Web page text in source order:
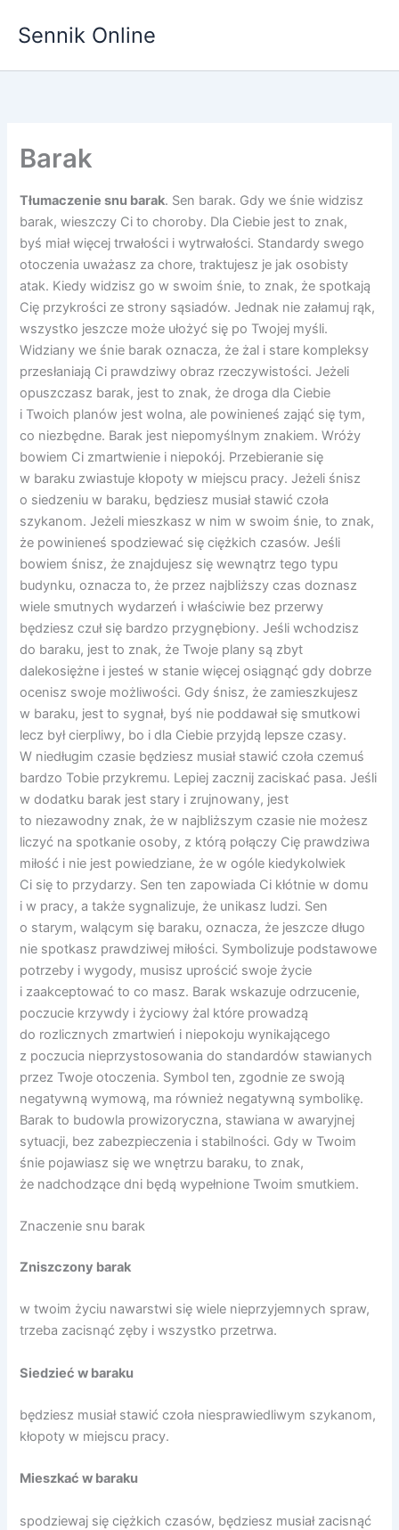
Sennik Online
Barak
Tłumaczenie snu barak. Sen barak. Gdy we śnie widzisz
barak, wieszczy Ci to choroby. Dla Ciebie jest to znak,
byś miał więcej trwałości i wytrwałości. Standardy swego
otoczenia uważasz za chore, traktujesz je jak osobisty
atak. Kiedy widzisz go w swoim śnie, to znak, że spotkają
Cię przykrości ze strony sąsiadów. Jednak nie załamuj rąk,
wszystko jeszcze może ułożyć się po Twojej myśli.
Widziany we śnie barak oznacza, że żal i stare kompleksy
przesłaniają Ci prawdziwy obraz rzeczywistości. Jeżeli
opuszczasz barak, jest to znak, że droga dla Ciebie
i Twoich planów jest wolna, ale powinieneś zająć się tym,
co niezbędne. Barak jest niepomyślnym znakiem. Wróży
bowiem Ci zmartwienie i niepokój. Przebieranie się
w baraku zwiastuje kłopoty w miejscu pracy. Jeżeli śnisz
o siedzeniu w baraku, będziesz musiał stawić czoła
szykanom. Jeżeli mieszkasz w nim w swoim śnie, to znak,
że powinieneś spodziewać się ciężkich czasów. Jeśli
bowiem śnisz, że znajdujesz się wewnątrz tego typu
budynku, oznacza to, że przez najbliższy czas doznasz
wiele smutnych wydarzeń i właściwie bez przerwy
będziesz czuł się bardzo przygnębiony. Jeśli wchodzisz
do baraku, jest to znak, że Twoje plany są zbyt
dalekosiężne i jesteś w stanie więcej osiągnąć gdy dobrze
ocenisz swoje możliwości. Gdy śnisz, że zamieszkujesz
w baraku, jest to sygnał, byś nie poddawał się smutkowi
lecz był cierpliwy, bo i dla Ciebie przyjdą lepsze czasy.
W niedługim czasie będziesz musiał stawić czoła czemuś
bardzo Tobie przykremu. Lepiej zacznij zaciskać pasa. Jeśli
w dodatku barak jest stary i zrujnowany, jest
to niezawodny znak, że w najbliższym czasie nie możesz
liczyć na spotkanie osoby, z którą połączy Cię prawdziwa
miłość i nie jest powiedziane, że w ogóle kiedykolwiek
Ci się to przydarzy. Sen ten zapowiada Ci kłótnie w domu
i w pracy, a także sygnalizuje, że unikasz ludzi. Sen
o starym, walącym się baraku, oznacza, że jeszcze długo
nie spotkasz prawdziwej miłości. Symbolizuje podstawowe
potrzeby i wygody, musisz uprościć swoje życie
i zaakceptować to co masz. Barak wskazuje odrzucenie,
poczucie krzywdy i życiowy żal które prowadzą
do rozlicznych zmartwień i niepokoju wynikającego
z poczucia nieprzystosowania do standardów stawianych
przez Twoje otoczenia. Symbol ten, zgodnie ze swoją
negatywną wymową, ma również negatywną symbolikę.
Barak to budowla prowizoryczna, stawiana w awaryjnej
sytuacji, bez zabezpieczenia i stabilności. Gdy w Twoim
śnie pojawiasz się we wnętrzu baraku, to znak,
że nadchodzące dni będą wypełnione Twoim smutkiem.
Znaczenie snu barak
Zniszczony barak
w twoim życiu nawarstwi się wiele nieprzyjemnych spraw,
trzeba zacisnąć zęby i wszystko przetrwa.
Siedzieć w baraku
będziesz musiał stawić czoła niesprawiedliwym szykanom,
kłopoty w miejscu pracy.
Mieszkać w baraku
spodziewaj się ciężkich czasów, będziesz musiał zacisnąć